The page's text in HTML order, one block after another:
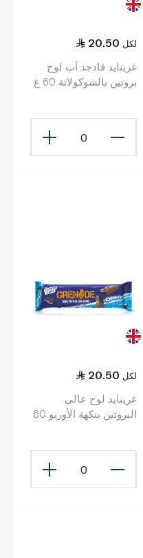
20.50 لكل
غرينايد فادجد آب لوح
بروتين بالشوكولاتة 60 غ
0
20.50 لكل
غرينايد لوح عالي
البروتين بنكهة الأوريو 60
0